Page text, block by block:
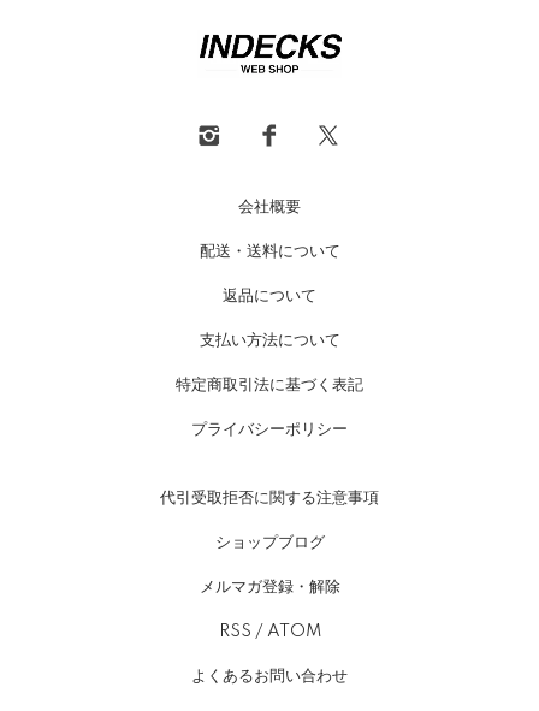
会社概要
配送・送料について
返品について
支払い方法について
特定商取引法に基づく表記
プライバシーポリシー
代引受取拒否に関する注意事項
ショップブログ
メルマガ登録・解除
RSS / ATOM
よくあるお問い合わせ